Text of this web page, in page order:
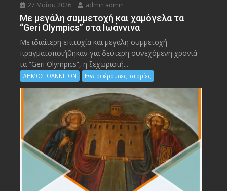
27 Μαΐου 2026 admin admin
Με μεγάλη συμμετοχή και χαμόγελα τα
“Geri Olympics” στα Ιωάννινα
Με ιδιαίτερη επιτυχία και μεγάλη συμμετοχή
πραγματοποιήθηκαν για δεύτερη συνεχόμενη χρονιά
τα “Geri Olympics”, η ξεχωριστή...
ΔΗΜΟΣ ΙΩΑΝΝΙΤΩΝ Ενδιαφέρουσες Ιστορίες